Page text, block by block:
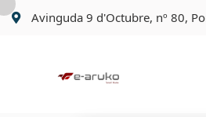
Avinguda 9 d'Octubre, nº 80,